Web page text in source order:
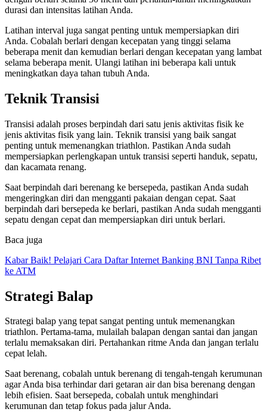
durasi dan intensitas latihan Anda.
Latihan interval juga sangat penting untuk mempersiapkan diri
Anda. Cobalah berlari dengan kecepatan yang tinggi selama
beberapa menit dan kemudian berlari dengan kecepatan yang lambat
selama beberapa menit. Ulangi latihan ini beberapa kali untuk
meningkatkan daya tahan tubuh Anda.
Teknik Transisi
Transisi adalah proses berpindah dari satu jenis aktivitas fisik ke
jenis aktivitas fisik yang lain. Teknik transisi yang baik sangat
penting untuk memenangkan triathlon. Pastikan Anda sudah
mempersiapkan perlengkapan untuk transisi seperti handuk, sepatu,
dan kacamata renang.
Saat berpindah dari berenang ke bersepeda, pastikan Anda sudah
mengeringkan diri dan mengganti pakaian dengan cepat. Saat
berpindah dari bersepeda ke berlari, pastikan Anda sudah mengganti
sepatu dengan cepat dan mempersiapkan diri untuk berlari.
Baca juga
Kabar Baik! Pelajari Cara Daftar Internet Banking BNI Tanpa Ribet
ke ATM
Strategi Balap
Strategi balap yang tepat sangat penting untuk memenangkan
triathlon. Pertama-tama, mulailah balapan dengan santai dan jangan
terlalu memaksakan diri. Pertahankan ritme Anda dan jangan terlalu
cepat lelah.
Saat berenang, cobalah untuk berenang di tengah-tengah kerumunan
agar Anda bisa terhindar dari getaran air dan bisa berenang dengan
lebih efisien. Saat bersepeda, cobalah untuk menghindari
kerumunan dan tetap fokus pada jalur Anda.